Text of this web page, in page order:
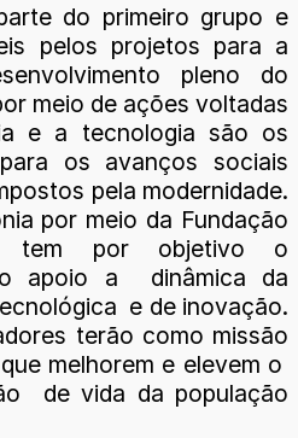
do primeiro grupo e
pelos projetos para a
pleno do
meio de ações voltadas
e a tecnologia são os
os avanços sociais
pela modernidade.
por meio da Fundação
tem por objetivo o
o apoio a dinâmica da
e de inovação.
terão como missão
melhorem e elevem o
de vida da população